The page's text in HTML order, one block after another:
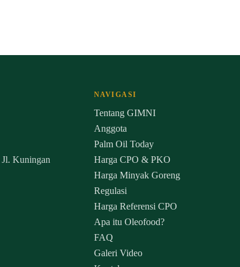
Kuningan
NAVIGASI
Tentang GIMNI
Anggota
Palm Oil Today
Harga CPO & PKO
Harga Minyak Goreng
Regulasi
Harga Referensi CPO
Apa itu Oleofood?
FAQ
Galeri Video